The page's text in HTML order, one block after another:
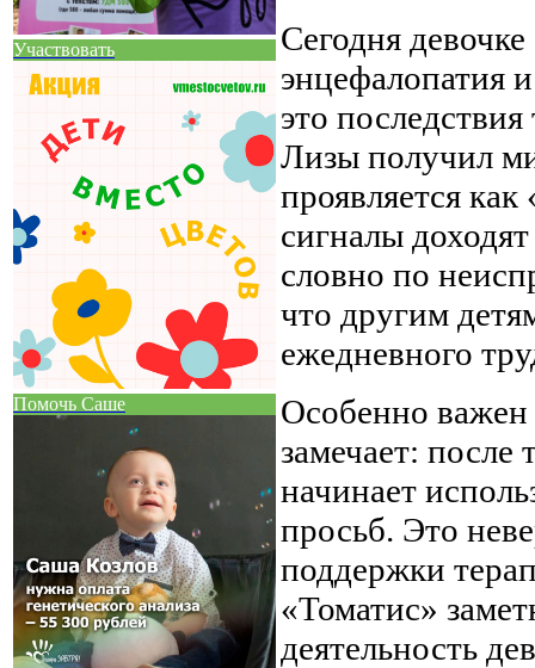
Участвовать
Помочь Саше
Сегодня
энцефалопатия
это
Лизы получил
проявляется
сигналы
словно по
что другим
ежедневного
Особенно
замечает: после
начинает
просьб. Это
поддержки
«Томатис»
деятельность